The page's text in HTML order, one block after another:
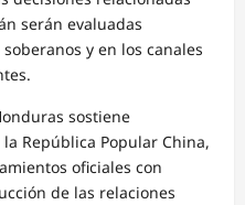
serán evaluadas
y en los canales
sostiene
República Popular China,
oficiales con
de las relaciones